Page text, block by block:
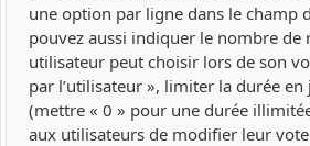
une option par ligne dans le champ
pouvez aussi indiquer le nombre de
utilisateur peut choisir lors de son
par l’utilisateur », limiter la durée
(mettre « 0 » pour une durée
aux utilisateurs de modifier leur